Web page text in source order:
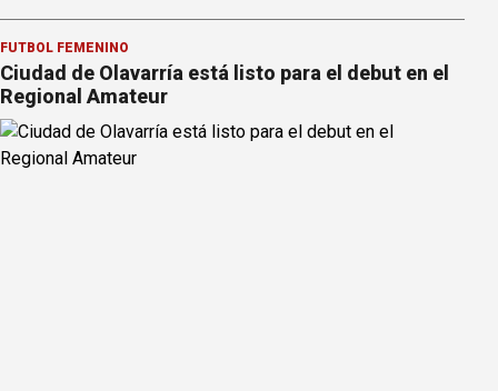
FÚTBOL FEMENINO
Ciudad de Olavarría está listo para el debut en el
Regional Amateur